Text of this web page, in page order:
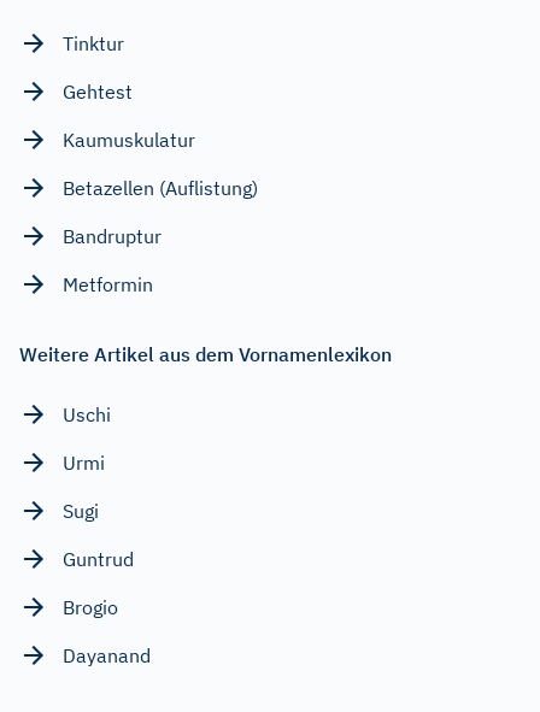
Tinktur
Gehtest
Kaumuskulatur
Betazellen (Auflistung)
Bandruptur
Metformin
Weitere Artikel aus dem Vornamenlexikon
Uschi
Urmi
Sugi
Guntrud
Brogio
Dayanand